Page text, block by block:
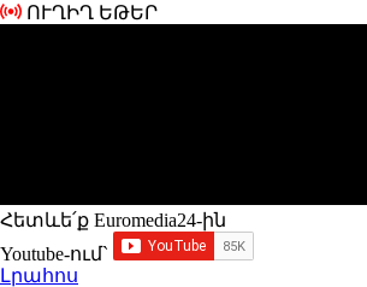
ՈՒՂԻՂ ԵԹԵՐ
Հետևե՛ք Euromedia24-ին
Youtube-ում`
Լրահոս